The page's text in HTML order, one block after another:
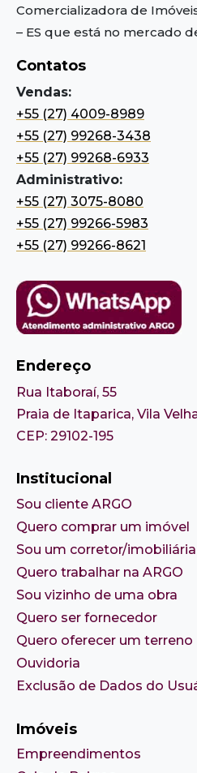
Comercializadora de
– ES que está no mercado
Contatos
Vendas:
+55 (27) 4009-8989
+55 (27) 99268-3438
+55 (27) 99268-6933
Administrativo:
+55 (27) 3075-8080
+55 (27) 99266-5983
+55 (27) 99266-8621
Endereço
Rua Itaboraí, 55
Praia de Itaparica, Vila
CEP: 29102-195
Institucional
Sou cliente ARGO
Quero comprar um imóvel
Sou um corretor/imobiliária
Quero trabalhar na ARGO
Sou vizinho de uma obra
Quero ser fornecedor
Quero oferecer um terreno
Ouvidoria
Exclusão de Dados do
Imóveis
Empreendimentos